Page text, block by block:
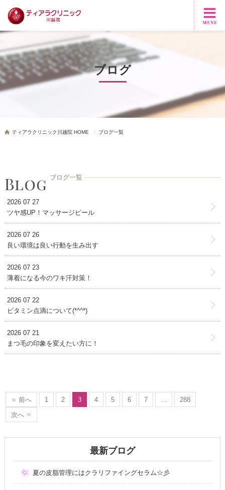
ブログ
ティアラクリニック川越院 HOME ブログ一覧
ブログ一覧
2026 07 27
ツヤ感UP！マッサージピール
2026 07 26
良い環境は良い行動を生み出す
2026 07 23
薄着になる今のワキ汗対策！
2026 07 22
ビタミン点滴について(*^^*)
2026 07 21
まつ毛の印象を変えたい方に！
前へ 1 2 3 4 5 6 7
288
次へ
最新ブログ
夏の皮脂管理にはクラリファイングセラム☆彡